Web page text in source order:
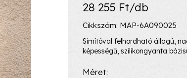
28 255 Ft/db
Cikkszám: MAP-6A090025
Simítóval felhordható állagú,
képességű, szilikongyanta
Méret